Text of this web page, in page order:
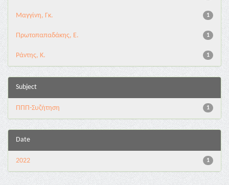
1
Μαγγίνη, Γκ.
1
Πρωτοπαπαδάκης, Ε.
1
Ράντης, Κ.
Subject
1
ΠΠΠ-Συζήτηση
Date
1
2022